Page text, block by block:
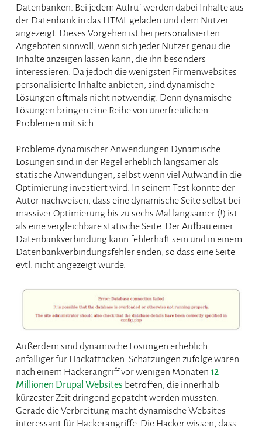
Datenbanken. Bei jedem Aufruf werden dabei Inhalte aus
der Datenbank in das HTML geladen und dem Nutzer
angezeigt. Dieses Vorgehen ist bei personalisierten
Angeboten sinnvoll, wenn sich jeder Nutzer genau die
Inhalte anzeigen lassen kann, die ihn besonders
interessieren. Da jedoch die wenigsten Firmenwebsites
personalisierte Inhalte anbieten, sind dynamische
Lösungen oftmals nicht notwendig. Denn dynamische
Lösungen bringen eine Reihe von unerfreulichen
Problemen mit sich.
Probleme dynamischer Anwendungen Dynamische
Lösungen sind in der Regel erheblich langsamer als
statische Anwendungen, selbst wenn viel Aufwand in die
Optimierung investiert wird. In seinem Test konnte der
Autor nachweisen, dass eine dynamische Seite selbst bei
massiver Optimierung bis zu sechs Mal langsamer (!) ist
als eine vergleichbare statische Seite. Der Aufbau einer
Datenbankverbindung kann fehlerhaft sein und in einem
Datenbankverbindungsfehler enden, so dass eine Seite
evtl. nicht angezeigt würde.
Außerdem sind dynamische Lösungen erheblich
anfälliger für Hackattacken. Schätzungen zufolge waren
nach einem Hackerangriff vor wenigen Monaten12
Millionen Drupal Websites betroffen, die innerhalb
kürzester Zeit dringend gepatcht werden mussten.
Gerade die Verbreitung macht dynamische Websites
interessant für Hackerangriffe. Die Hacker wissen, dass